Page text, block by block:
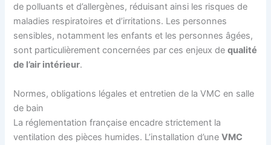
de polluants et d’allergènes, réduisant ainsi les risques de
maladies respiratoires et d’irritations. Les personnes
sensibles, notamment les enfants et les personnes âgées,
sont particulièrement concernées par ces enjeux dequalité
de l’air intérieur.
Normes, obligations légales et entretien de la VMC en salle
de bain
La réglementation française encadre strictement la
ventilation des pièces humides. L’installation d’uneVMC